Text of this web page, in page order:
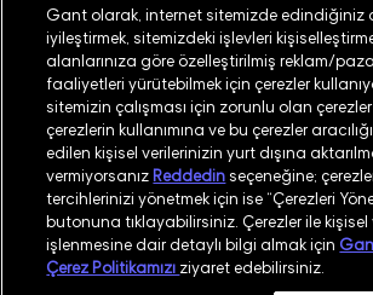
Türkiye Mağaza Bul
©2026GANT
İşlem Rehberi
Güvenlik Politikası
Gant olarak, internet sitemizde edindiğiniz
iyileştirmek, sitemizdeki işlevleri
alanlarınıza göre özelleştirilmiş reklam/
faaliyetleri yürütebilmek için çerezler
sitemizin çalışması için zorunlu olan çerezler
çerezlerin kullanımına ve bu çerezler
edilen kişisel verilerinizin yurt dışına
vermiyorsanız Reddedin seçeneğine;
tercihlerinizi yönetmek için ise “Çerezleri
butonuna tıklayabilirsiniz. Çerezler ile kişisel
işlenmesine dair detaylı bilgi almak için
Çerez Politikamızı ziyaret edebilirsiniz.